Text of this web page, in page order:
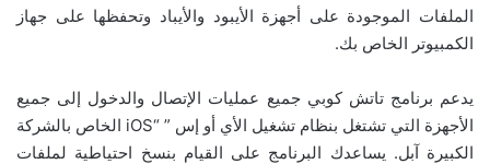
الملفات الموجودة على أجهزة الأيبود والأيباد وتحفظها على جهاز
الكمبيوتر الخاص بك.
يدعم برنامج تاتش كوبي جميع عمليات الإتصال والدخول إلى جميع
الأجهزة التي تشتغل بنظام تشغيل الأي أو إس ” “iOS الخاص بالشركة
الكبيرة آبل. يساعدك البرنامج على القيام بنسخ احتياطية لملفات